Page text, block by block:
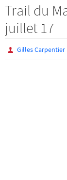
Trail du
juillet 17
Gilles Carpentier